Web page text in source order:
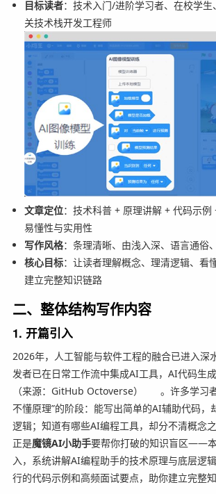
目标读者：技术入门/进阶学习者、在校学生
关技术栈开发工程师
文章定位：技术科普 + 原理讲解 + 代码示例
易懂性与实用性
写作风格：条理清晰、由浅入深、语言通俗
核心目标：让读者理解概念、理清逻辑、看
建立完整知识链路
二、整体结构写作内容
1. 开篇引入
2026年，人工智能与软件工程的融合已进入深
发者已在日常工作流中集成AI工具，AI代码生
（来源：GitHub Octoverse）
。许多学习
不懂原理”的阶段：能写出简单的AI辅助代码，
逻辑；知道有哪些AI编程工具，却分不清概念
正是魔镜AI小助手要帮你打破的知识盲区——
入，系统讲解AI编程助手的技术原理与底层逻
行的代码示例和高频面试要点，助你建立完整知